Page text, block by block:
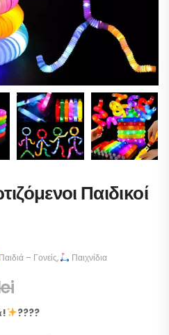
Παιδικοί
Παιδιά – Γονείς, Παιχνίδια
????